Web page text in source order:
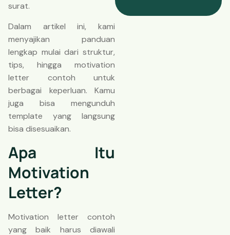
surat.
Dalam artikel ini, kami
menyajikan panduan
lengkap mulai dari struktur,
tips, hingga motivation
letter contoh untuk
berbagai keperluan. Kamu
juga bisa mengunduh
template yang langsung
bisa disesuaikan.
Apa Itu
Motivation
Letter?
Motivation letter contoh
yang baik harus diawali